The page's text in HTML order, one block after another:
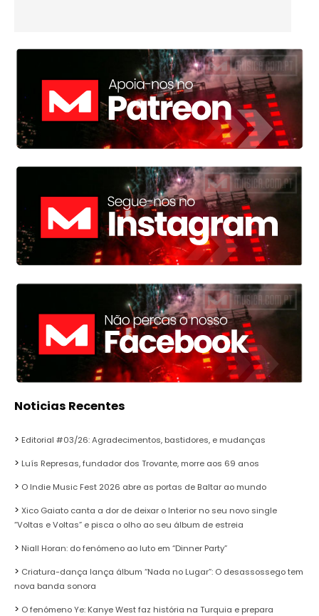
Noticias Recentes
Editorial #03/26: Agradecimentos, bastidores, e mudanças
Luís Represas, fundador dos Trovante, morre aos 69 anos
O Indie Music Fest 2026 abre as portas de Baltar ao mundo
Xico Gaiato canta a dor de deixar o Interior no seu novo single
“Voltas e Voltas” e pisca o olho ao seu álbum de estreia
Niall Horan: do fenómeno ao luto em “Dinner Party”
Criatura-dança lança álbum “Nada no Lugar”: O desassossego tem
nova banda sonora
O fenómeno Ye: Kanye West faz história na Turquia e prepara